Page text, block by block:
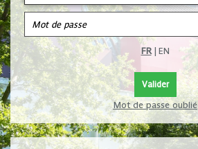
FR EN
Mot de passe oublié